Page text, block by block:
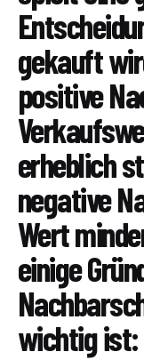
gekauft
positive
erheblich
negative
Wert
einige
wichtig ist: